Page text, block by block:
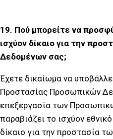
19. Πού μπορείτε να
ισχύον δίκαιο για την
Δεδομένων σας;
Έχετε δικαίωμα να
Προστασίας Προσωπικών
επεξεργασία των
παραβιάζει το ισχύον
δίκαιο για την προστασία